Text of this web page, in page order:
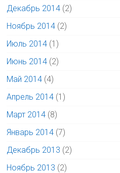
Декабрь 2014 (2)
Ноябрь 2014 (2)
Июль 2014 (1)
Июнь 2014 (2)
Май 2014 (4)
Апрель 2014 (1)
Март 2014 (8)
Январь 2014 (7)
Декабрь 2013 (2)
Ноябрь 2013 (2)